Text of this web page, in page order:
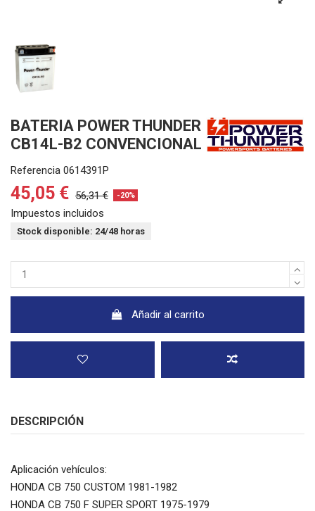
BATERIA POWER THUNDER
CB14L-B2 CONVENCIONAL
Referencia 0614391P
45,05 € 56,31 € -20%
Impuestos incluidos
Stock disponible: 24/48 horas
Añadir al carrito
DESCRIPCIÓN
Aplicación vehículos:
HONDA CB 750 CUSTOM 1981-1982
HONDA CB 750 F SUPER SPORT 1975-1979